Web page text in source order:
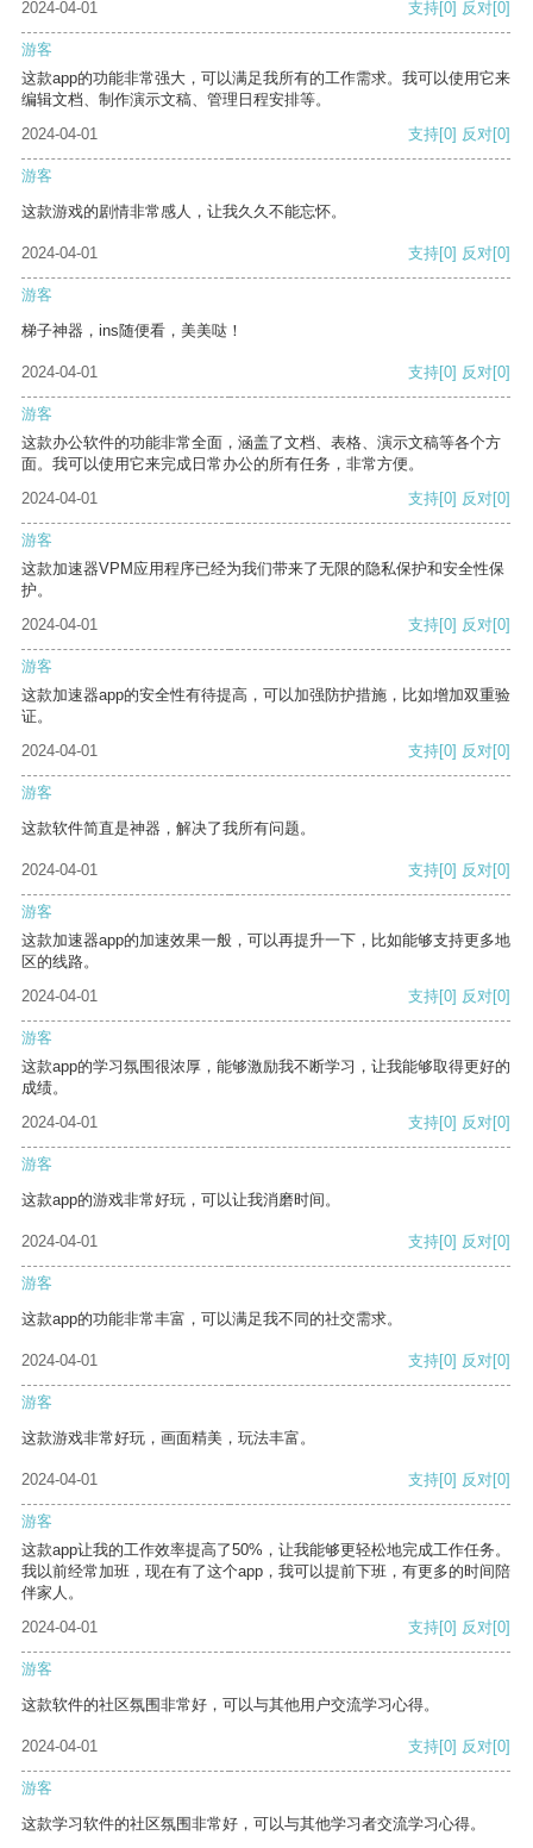
2024-04-01 支持[0] 反对[0]
游客
这款app的功能非常强大，可以满足我所有的工作需求。我可以使用它来
编辑文档、制作演示文稿、管理日程安排等。
2024-04-01
支持[0] 反对[0]
游客
这款游戏的剧情非常感人，让我久久不能忘怀。
2024-04-01 支持[0] 反对[0]
游客
梯子神器，ins随便看，美美哒！
2024-04-01 支持[0] 反对[0]
游客
这款办公软件的功能非常全面，涵盖了文档、表格、演示文稿等各个方
面。我可以使用它来完成日常办公的所有任务，非常方便。
2024-04-01
支持[0] 反对[0]
游客
这款加速器VPM应用程序已经为我们带来了无限的隐私保护和安全性保
护。
2024-04-01
支持[0] 反对[0]
游客
这款加速器app的安全性有待提高，可以加强防护措施，比如增加双重验
证。
2024-04-01
支持[0] 反对[0]
游客
这款软件简直是神器，解决了我所有问题。
2024-04-01 支持[0] 反对[0]
游客
这款加速器app的加速效果一般，可以再提升一下，比如能够支持更多地
区的线路。
2024-04-01
支持[0] 反对[0]
游客
这款app的学习氛围很浓厚，能够激励我不断学习，让我能够取得更好的
成绩。
2024-04-01
支持[0] 反对[0]
游客
这款app的游戏非常好玩，可以让我消磨时间。
2024-04-01 支持[0] 反对[0]
游客
这款app的功能非常丰富，可以满足我不同的社交需求。
2024-04-01 支持[0] 反对[0]
游客
这款游戏非常好玩，画面精美，玩法丰富。
2024-04-01 支持[0] 反对[0]
游客
这款app让我的工作效率提高了50%，让我能够更轻松地完成工作任务。
我以前经常加班，现在有了这个app，我可以提前下班，有更多的时间陪
伴家人。
2024-04-01
支持[0] 反对[0]
游客
这款软件的社区氛围非常好，可以与其他用户交流学习心得。
2024-04-01 支持[0] 反对[0]
游客
这款学习软件的社区氛围非常好，可以与其他学习者交流学习心得。